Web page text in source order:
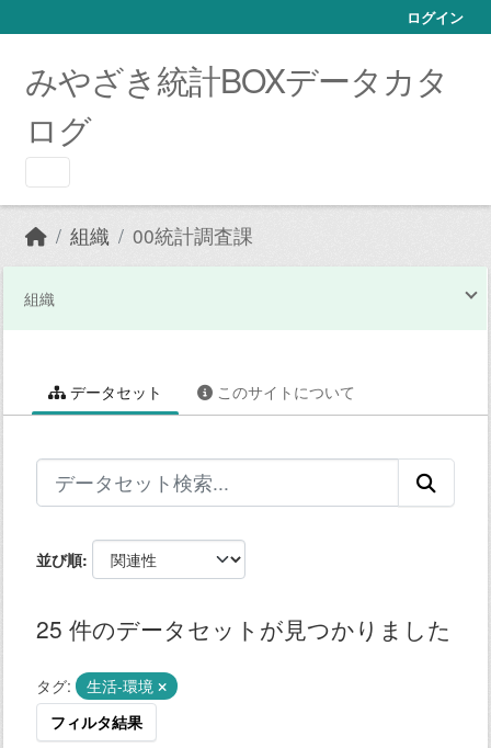
ログイン
みやざき統計BOXデータカタ
ログ
組織 00統計調査課
組織
データセット このサイトについて
並び順
25 件のデータセットが見つかりました
タグ:
生活-環境
フィルタ結果